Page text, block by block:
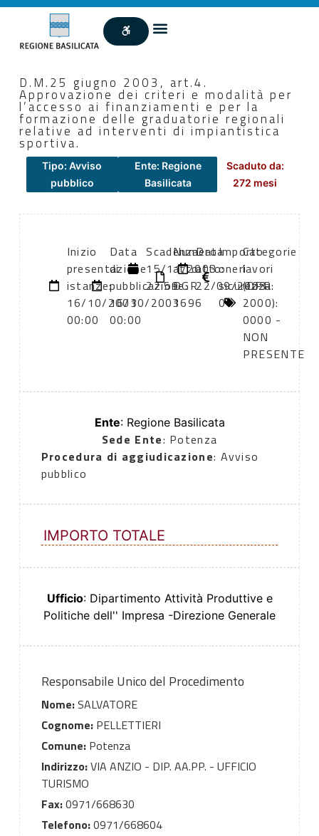
D.M.25 giugno 2003, art.4.
Approvazione dei criteri e modalità per
l’accesso ai finanziamenti e per la
formazione delle graduatorie regionali
relative ad interventi di impiantistica
sportiva.
Tipo: Avviso
pubblico
Ente: Regione
Basilicata
Scaduto da:
272 mesi
Inizio
presentazione
istanze:
16/10/2003
00:00
Data
di
pubblicazione:
16/10/2003
00:00
Scadenza:
15/11/2003
22:59
Numero
atto:
DGR
1696
Data
atto:
22/09/2003
Importo
oneri
sicurezza:
0
Categorie
lavori
(DPR
2000):
0000 -
NON
PRESENTE
Ente: Regione Basilicata
Sede Ente: Potenza
Procedura di aggiudicazione: Avviso
pubblico
IMPORTO TOTALE
Ufficio: Dipartimento Attività Produttive e
Politiche dell'' Impresa -Direzione Generale
Responsabile Unico del Procedimento
Nome:SALVATORE
Cognome:PELLETTIERI
Comune:Potenza
Indirizzo:VIA ANZIO - DIP. AA.PP. - UFFICIO
TURISMO
Fax:0971/668630
Telefono:0971/668604